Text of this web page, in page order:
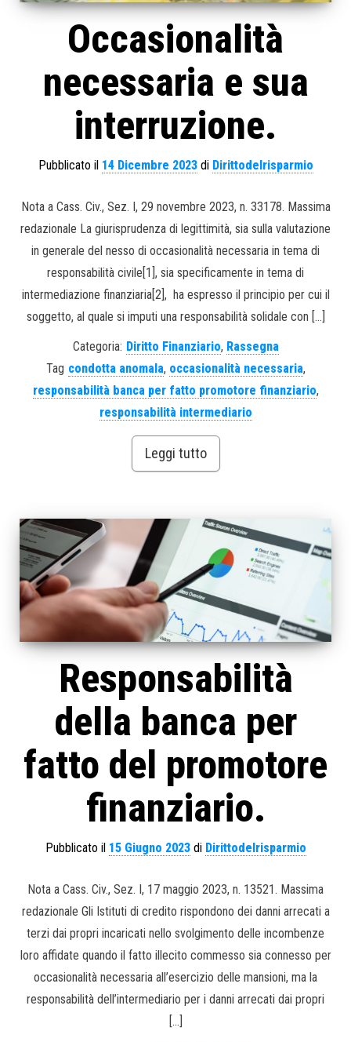
Occasionalità
necessaria e sua
interruzione.
Pubblicato il 14 Dicembre 2023di Dirittodelrisparmio
Nota a Cass. Civ., Sez. I, 29 novembre 2023, n. 33178. Massima
redazionale La giurisprudenza di legittimità, sia sulla valutazione
in generale del nesso di occasionalità necessaria in tema di
responsabilità civile[1], sia specificamente in tema di
intermediazione finanziaria[2], ha espresso il principio per cui il
soggetto, al quale si imputi una responsabilità solidale con […]
Categoria: Diritto Finanziario, Rassegna
Tag condotta anomala, occasionalità necessaria,
responsabilità banca per fatto promotore finanziario,
responsabilità intermediario
Leggi tutto
Responsabilità
della banca per
fatto del promotore
finanziario.
Pubblicato il 15 Giugno 2023di Dirittodelrisparmio
Nota a Cass. Civ., Sez. I, 17 maggio 2023, n. 13521. Massima
redazionale Gli Istituti di credito rispondono dei danni arrecati a
terzi dai propri incaricati nello svolgimento delle incombenze
loro affidate quando il fatto illecito commesso sia connesso per
occasionalità necessaria all’esercizio delle mansioni, ma la
responsabilità dell’intermediario per i danni arrecati dai propri
[…]